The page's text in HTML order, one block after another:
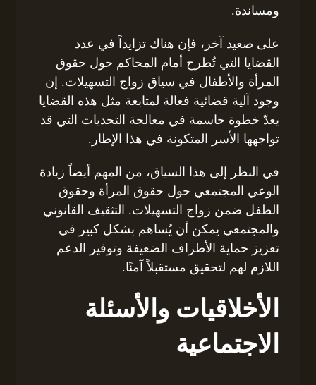
ومساندة.
على صعيد آخر، فإن هناك تزايداً في عدد
القضايا التي تُطرح أمام المحاكم حول حقوق
المرأة والأطفال في سياق زواج التسهيلات. إن
وجود آلية قضائية فعالة لمتابعة مثل هذه القضايا
يعدّ خطوة حاسمة في معالجة التحديات التي قد
تواجهها الأسر المتكونة في هذا الإطار.
في النظر إلى هذا السياق، من المهم أيضاً زيادة
الوعي المجتمعي حول حقوق المرأة وحقوق
الطفل ضمن زواج التسهيلات. التثقيف القانوني
والمجتمعي يمكن أن يُساهم بشكل كبير في
تعزيز حماية الأطراف الضعيفة وتوفير الدعم
اللازم لهم لتحقيق مستقبلاً آمنًا.
الأخلاقيات والأسئلة
الاجتماعية